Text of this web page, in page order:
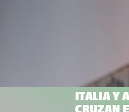
ITALIA Y
CRUZAN